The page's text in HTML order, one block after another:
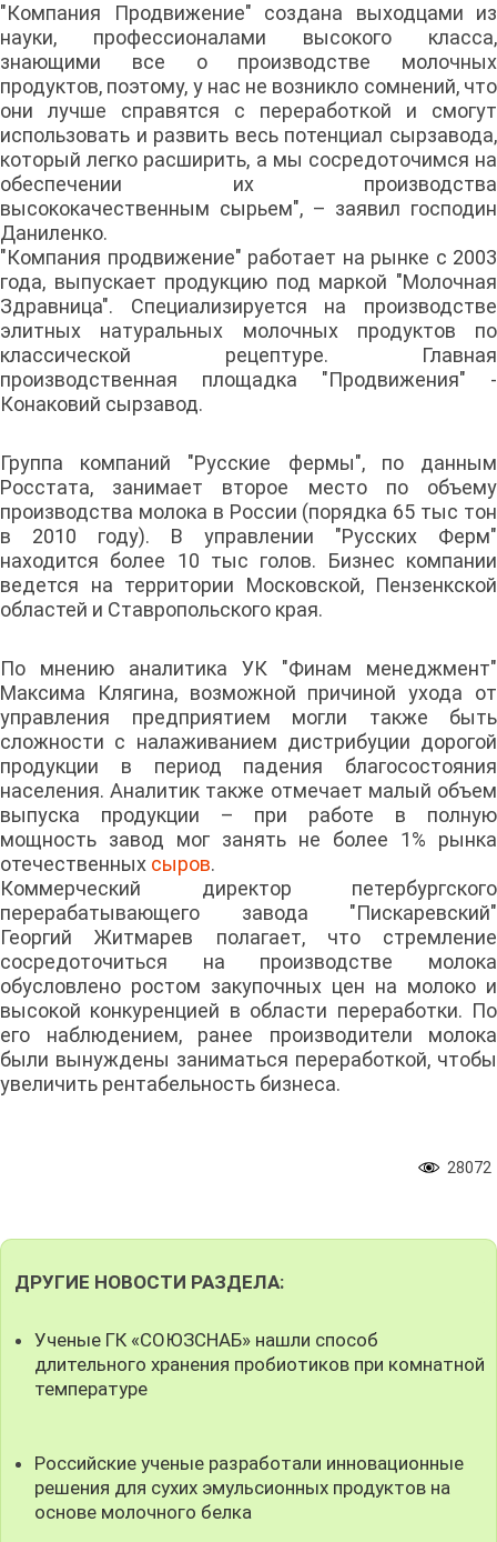
"Компания Продвижение" создана выходцами из
науки, профессионалами высокого класса,
знающими все о производстве молочных
продуктов, поэтому, у нас не возникло сомнений, что
они лучше справятся с переработкой и смогут
использовать и развить весь потенциал сырзавода,
который легко расширить, а мы сосредоточимся на
обеспечении их производства
высококачественным сырьем", – заявил господин
Даниленко.
"Компания продвижение" работает на рынке с 2003
года, выпускает продукцию под маркой "Молочная
Здравница". Специализируется на производстве
элитных натуральных молочных продуктов по
классической рецептуре. Главная
производственная площадка "Продвижения" -
Конаковий сырзавод.
Группа компаний "Русские фермы", по данным
Росстата, занимает второе место по объему
производства молока в России (порядка 65 тыс тон
в 2010 году). В управлении "Русских Ферм"
находится более 10 тыс голов. Бизнес компании
ведется на территории Московской, Пензенкской
областей и Ставропольского края.
По мнению аналитика УК "Финам менеджмент"
Максима Клягина, возможной причиной ухода от
управления предприятием могли также быть
сложности с налаживанием дистрибуции дорогой
продукции в период падения благосостояния
населения. Аналитик также отмечает малый объем
выпуска продукции – при работе в полную
мощность завод мог занять не более 1% рынка
отечественных сыров.
Коммерческий директор петербургского
перерабатывающего завода "Пискаревский"
Георгий Житмарев полагает, что стремление
сосредоточиться на производстве молока
обусловлено ростом закупочных цен на молоко и
высокой конкуренцией в области переработки. По
его наблюдением, ранее производители молока
были вынуждены заниматься переработкой, чтобы
увеличить рентабельность бизнеса.
28072
ДРУГИЕ НОВОСТИ РАЗДЕЛА:
Ученые ГК «СОЮЗСНАБ» нашли способ
длительного хранения пробиотиков при комнатной
температуре
Российские ученые разработали инновационные
решения для сухих эмульсионных продуктов на
основе молочного белка